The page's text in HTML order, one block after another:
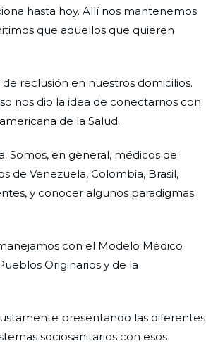
hasta hoy. Allí nos mantenemos
que aquellos que quieren
reclusión en nuestros domicilios.
nos dio la idea de conectarnos con
de la Salud.
Somos, en general, médicos de
de Venezuela, Colombia, Brasil,
y conocer algunos paradigmas
con el Modelo Médico
Originarios y de la
presentando las diferentes
sociosanitarios con esos